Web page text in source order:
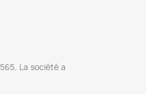
La société a